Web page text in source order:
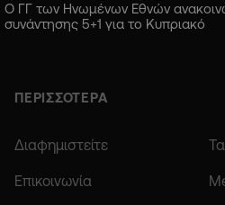
Ο ΓΓ των Ηνωμένων Εθνών
συνάντησης 5+1 για το Κυπριακό
ΠΕΡΙΣΣΟΤΕΡΑ
Διαφημιστείτε
Επικοινωνία